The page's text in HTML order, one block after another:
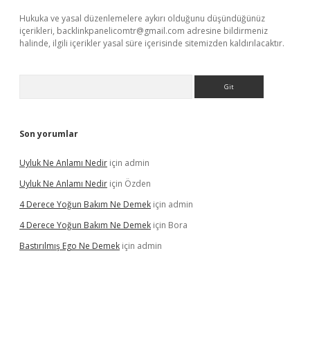
Hukuka ve yasal düzenlemelere aykırı olduğunu düşündüğünüz
içerikleri, backlinkpanelicomtr@gmail.com adresine bildirmeniz
halinde, ilgili içerikler yasal süre içerisinde sitemizden kaldırılacaktır.
Son yorumlar
Uyluk Ne Anlamı Nedir için admin
Uyluk Ne Anlamı Nedir için Özden
4 Derece Yoğun Bakım Ne Demek için admin
4 Derece Yoğun Bakım Ne Demek için Bora
Bastırılmış Ego Ne Demek için admin